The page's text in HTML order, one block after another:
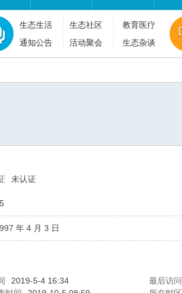
生态生活 生态社区
教育医疗
通知公告
活动聚会 生态杂谈
未认证
年 4 月 3 日
2019-5-4 16:34 最后访问